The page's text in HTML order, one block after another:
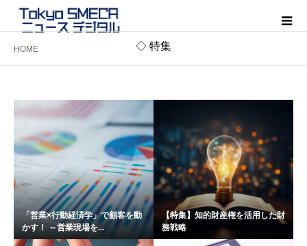
◇ 特集
HOME
「営業×行動経済学」で顧客を動
かす！ ～営業現場を...
【特集】知的財産権を活用した財
務戦略